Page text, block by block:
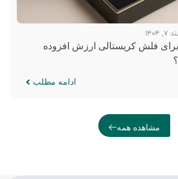
۱۴۰۴
برای فلش کریستالی ارزش افزوده
ادامه مطلب
مشاهده همه